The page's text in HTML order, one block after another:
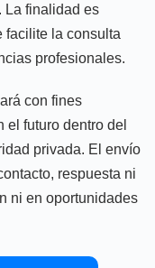
La finalidad es
facilite la consulta
profesionales.
con fines
el futuro dentro del
privada. El envío
respuesta ni
ni en oportunidades